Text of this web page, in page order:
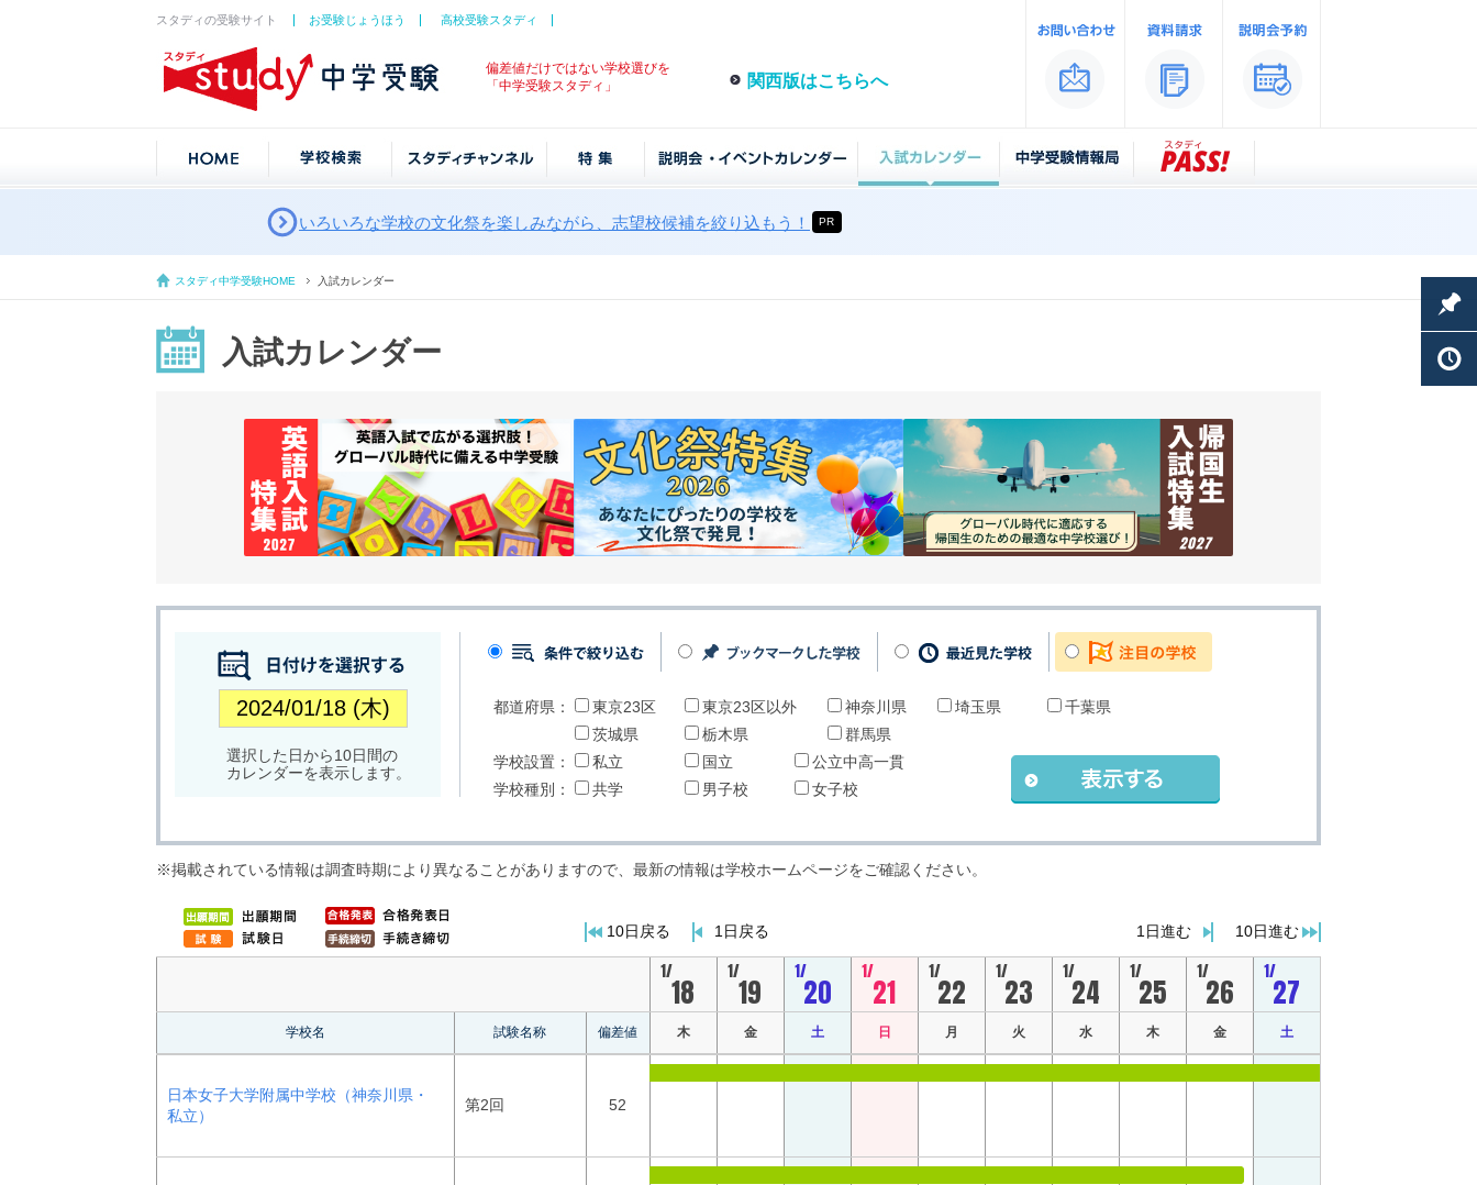
スタディの受験サイト お受験じょうほう 高校受験スタディ
偏差値だけではない学校選びを
「中学受験スタディ」
関西版はこちらへ
いろいろな学校の文化祭を楽しみながら、志望校候補を絞り込もう！ PR
スタディ中学受験HOME 入試カレンダー
入試カレンダー
選択した日から10日間の
カレンダーを表示します。
都道府県： 東京23区 東京23区以外 神奈川県 埼玉県
千葉県
茨城県
栃木県
群馬県
学校設置：
私立 国立
公立中高一貫
学校種別：
共学 男子校 女子校
※掲載されている情報は調査時期により異なることがありますので、最新の情報は学校ホームページをご確認ください。
10日戻る 1日戻る 10日進む
1日進む
1/
18
1/
19
1/
20
1/
21
1/
22
1/
23
1/
24
1/
25
1/
26
1/
27
学校名 試験名称 偏差値 木 金 土 日 月 火 水 木 金 土
日本女子大学附属中学校（神奈川県・
私立）
第2回 52